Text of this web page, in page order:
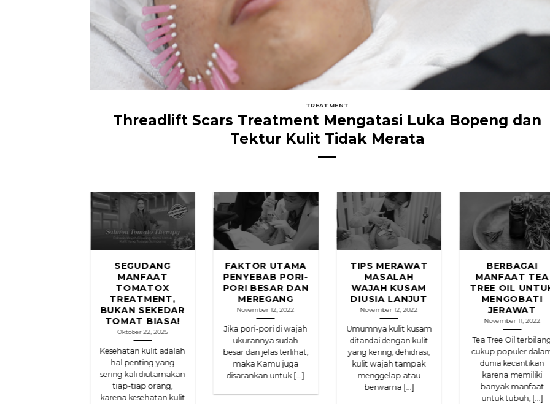
TREATMENT
Threadlift Scars Treatment Mengatasi Luka Bopeng dan
Tektur Kulit Tidak Merata
SEGUDANG
MANFAAT
TOMATOX
TREATMENT,
BUKAN SEKEDAR
TOMAT BIASA!
Oktober 22, 2025
Kesehatan kulit adalah
hal penting yang
sering kali diutamakan
tiap-tiap orang,
karena kesehatan kulit
FAKTOR UTAMA
PENYEBAB PORI-
PORI BESAR DAN
MEREGANG
November 12, 2022
Jika pori-pori di wajah
ukurannya sudah
besar dan jelas terlihat,
maka Kamu juga
disarankan untuk [...]
TIPS MERAWAT
MASALAH
WAJAH KUSAM
DIUSIA LANJUT
November 12, 2022
Umumnya kulit kusam
ditandai dengan kulit
yang kering, dehidrasi,
kulit wajah tampak
menggelap atau
berwarna [...]
BERBAGAI
MANFAAT TEA
TREE OIL
MENGOBATI
JERAWAT
November 11, 2022
Tea Tree Oil
cukup populer
dunia kecantikan
karena memiliki
banyak manfaat
untuk tubuh, [...]